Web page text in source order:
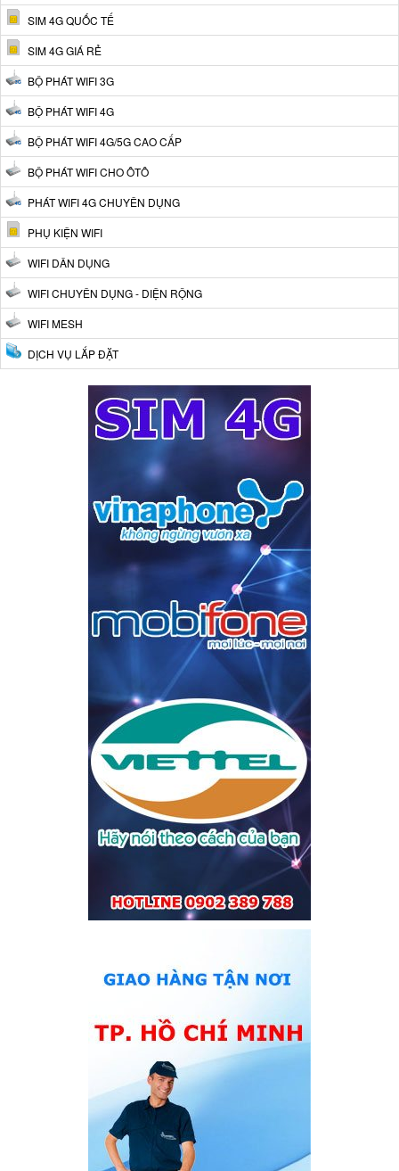
SIM 4G QUỐC TẾ
SIM 4G GIÁ RẺ
BỘ PHÁT WIFI 3G
BỘ PHÁT WIFI 4G
BỘ PHÁT WIFI 4G/5G CAO CẤP
BỘ PHÁT WIFI CHO ÔTÔ
PHÁT WIFI 4G CHUYÊN DỤNG
PHỤ KIỆN WIFI
WIFI DÂN DỤNG
WIFI CHUYÊN DỤNG - DIỆN RỘNG
WIFI MESH
DỊCH VỤ LẮP ĐẶT